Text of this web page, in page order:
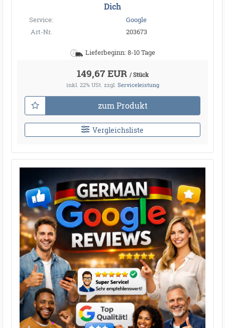
Dich
Service:
Google
Art-Nr.
203673
Lieferbeginn: 8-10 Tage
149,67 EUR / Stück
inkl. 22% USt. zzgl. Serviceleistung
zum Produkt
Vergleichsliste